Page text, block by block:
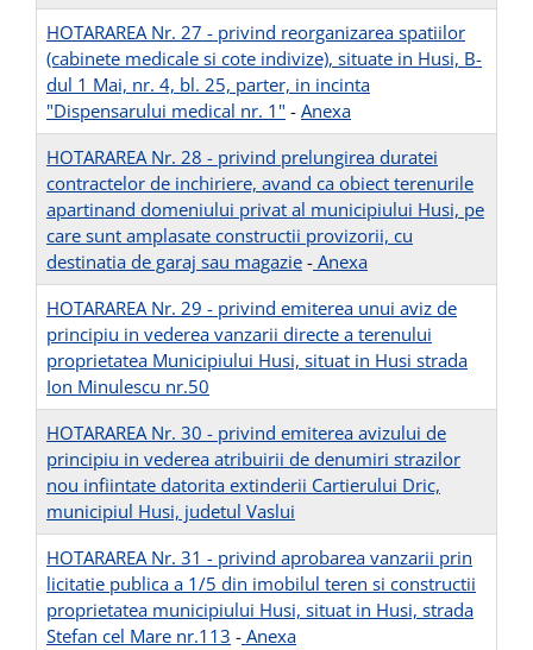
HOTARAREA Nr. 27 - privind reorganizarea spatiilor
(cabinete medicale si cote indivize), situate in Husi, B-
dul 1 Mai, nr. 4, bl. 25, parter, in incinta
"Dispensarului medical nr. 1" - Anexa
HOTARAREA Nr. 28 - privind prelungirea duratei
contractelor de inchiriere, avand ca obiect terenurile
apartinand domeniului privat al municipiului Husi, pe
care sunt amplasate constructii provizorii, cu
destinatia de garaj sau magazie - Anexa
HOTARAREA Nr. 29 - privind emiterea unui aviz de
principiu in vederea vanzarii directe a terenului
proprietatea Municipiului Husi, situat in Husi strada
Ion Minulescu nr.50
HOTARAREA Nr. 30 - privind emiterea avizului de
principiu in vederea atribuirii de denumiri strazilor
nou infiintate datorita extinderii Cartierului Dric,
municipiul Husi, judetul Vaslui
HOTARAREA Nr. 31 - privind aprobarea vanzarii prin
licitatie publica a 1/5 din imobilul teren si constructii
proprietatea municipiului Husi, situat in Husi, strada
Stefan cel Mare nr.113 - Anexa